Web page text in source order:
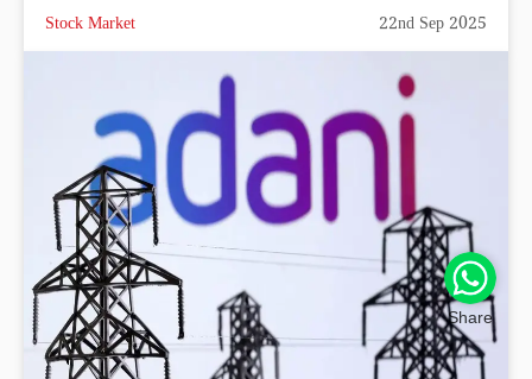
Stock Market 22nd Sep 2025
Share